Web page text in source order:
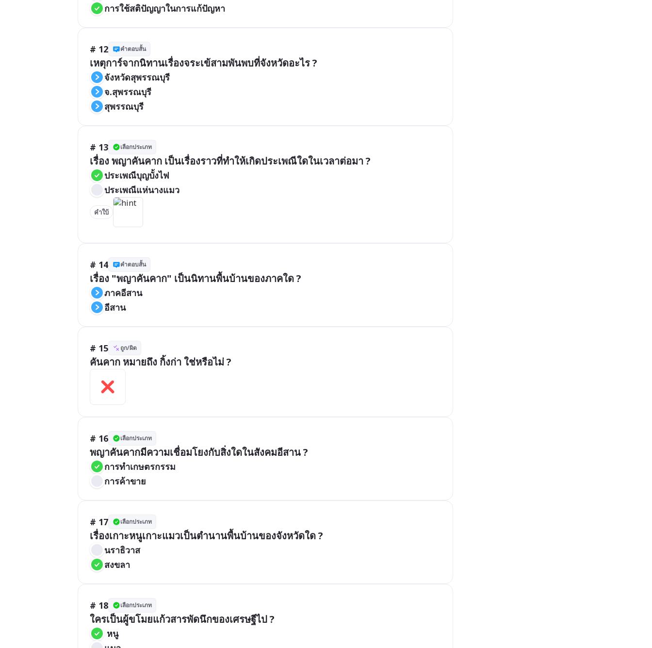
การใช้สติปัญญาในการแก้ปัญหา
# 12 คำตอบสั้น
เหตุการ์จากนิทานเรื่องจระเข้สามพันพบที่จังหวัดอะไร ?
จังหวัดสุพรรณบุรี
จ.สุพรรณบุรี
สุพรรณบุรี
# 13 เลือกประเภท
เรื่อง พญาคันคาก เป็นเรื่องราวที่ทำให้เกิดประเพณีใดในเวลาต่อมา ?
ประเพณีบุญบั้งไฟ
ประเพณีแห่นางแมว
คำใบ้
# 14 คำตอบสั้น
เรื่อง "พญาคันคาก" เป็นนิทานพื้นบ้านของภาคใด ?
ภาคอีสาน
อีสาน
# 15 ถูก/ผิด
คันคาก หมายถึง กิ้งก่า ใช่หรือไม่ ?
# 16 เลือกประเภท
พญาคันคากมีความเชื่อมโยงกับสิ่งใดในสังคมอีสาน ?
การทำเกษตรกรรม
การค้าขาย
# 17 เลือกประเภท
เรื่องเกาะหนูเกาะแมวเป็นตำนานพื้นบ้านของจังหวัดใด ?
นราธิวาส
สงขลา
# 18 เลือกประเภท
ใครเป็นผู้ขโมยแก้วสารพัดนึกของเศรษฐีไป ?
หนู